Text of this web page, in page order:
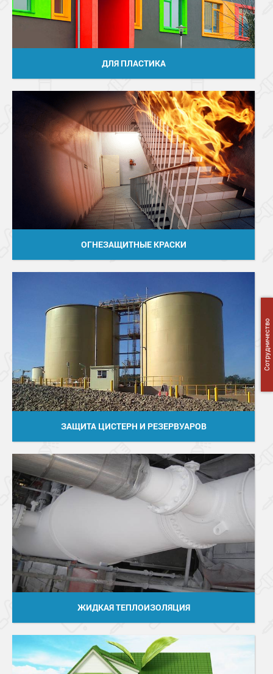
ДЛЯ ПЛАСТИКА
ОГНЕЗАЩИТНЫЕ КРАСКИ
ЗАЩИТА ЦИСТЕРН И РЕЗЕРВУАРОВ
ЖИДКАЯ ТЕПЛОИЗОЛЯЦИЯ
Сотрудничество